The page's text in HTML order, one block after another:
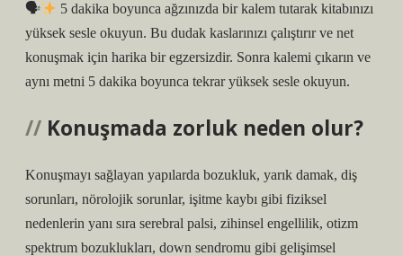
🗣
5 dakika boyunca ağzınızda bir kalem tutarak kitabınızı
yüksek sesle okuyun. Bu dudak kaslarınızı çalıştırır ve net
konuşmak için harika bir egzersizdir. Sonra kalemi çıkarın ve
aynı metni 5 dakika boyunca tekrar yüksek sesle okuyun.
Konuşmada zorluk neden olur?
Konuşmayı sağlayan yapılarda bozukluk, yarık damak, diş
sorunları, nörolojik sorunlar, işitme kaybı gibi fiziksel
nedenlerin yanı sıra serebral palsi, zihinsel engellilik, otizm
spektrum bozuklukları, down sendromu gibi gelişimsel